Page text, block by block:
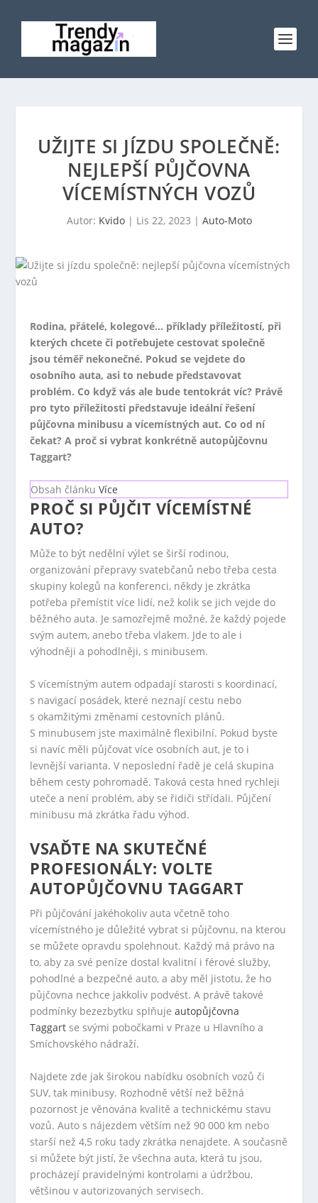
UŽIJTE SI JÍZDU SPOLEČNĚ:
NEJLEPŠÍ PŮJČOVNA
VÍCEMÍSTNÝCH VOZŮ
Autor: Kvido| Lis 22, 2023 | Auto-Moto
Rodina, přátelé, kolegové… příklady příležitostí, při
kterých chcete či potřebujete cestovat společně
jsou téměř nekonečné. Pokud se vejdete do
osobního auta, asi to nebude představovat
problém. Co když vás ale bude tentokrát víc? Právě
pro tyto příležitosti představuje ideální řešení
půjčovna minibusu a vícemístných aut. Co od ní
čekat? A proč si vybrat konkrétně autopůjčovnu
Taggart?
Obsah článku Více
PROČ SI PŮJČIT VÍCEMÍSTNÉ
AUTO?
Může to být nedělní výlet se širší rodinou,
organizování přepravy svatebčanů nebo třeba cesta
skupiny kolegů na konferenci, někdy je zkrátka
potřeba přemístit více lidí, než kolik se jich vejde do
běžného auta. Je samozřejmě možné, že každý pojede
svým autem, anebo třeba vlakem. Jde to ale i
výhodněji a pohodlněji, s minibusem.
S vícemístným autem odpadají starosti s koordinací,
s navigací posádek, které neznají cestu nebo
s okamžitými změnami cestovních plánů.
S minubusem jste maximálně flexibilní. Pokud byste
si navíc měli půjčovat více osobních aut, je to i
levnější varianta. V neposlední řadě je celá skupina
během cesty pohromadě. Taková cesta hned rychleji
uteče a není problém, aby se řidiči střídali. Půjčení
minibusu má zkrátka řadu výhod.
VSAĎTE NA SKUTEČNÉ
PROFESIONÁLY: VOLTE
AUTOPŮJČOVNU TAGGART
Při půjčování jakéhokoliv auta včetně toho
vícemístného je důležité vybrat si půjčovnu, na kterou
se můžete opravdu spolehnout. Každý má právo na
to, aby za své peníze dostal kvalitní i férové služby,
pohodlné a bezpečné auto, a aby měl jistotu, že ho
půjčovna nechce jakkoliv podvést. A právě takové
podmínky bezezbytku splňujeautopůjčovna
Taggart se svými pobočkami v Praze u Hlavního a
Smíchovského nádraží.
Najdete zde jak širokou nabídku osobních vozů či
SUV, tak minibusy. Rozhodně větší než běžná
pozornost je věnována kvalitě a technickému stavu
vozů. Auto s nájezdem větším než 90 000 km nebo
starší než 4,5 roku tady zkrátka nenajdete. A současně
si můžete být jistí, že všechna auta, která tu jsou,
procházejí pravidelnými kontrolami a údržbou,
většinou v autorizovaných servisech.